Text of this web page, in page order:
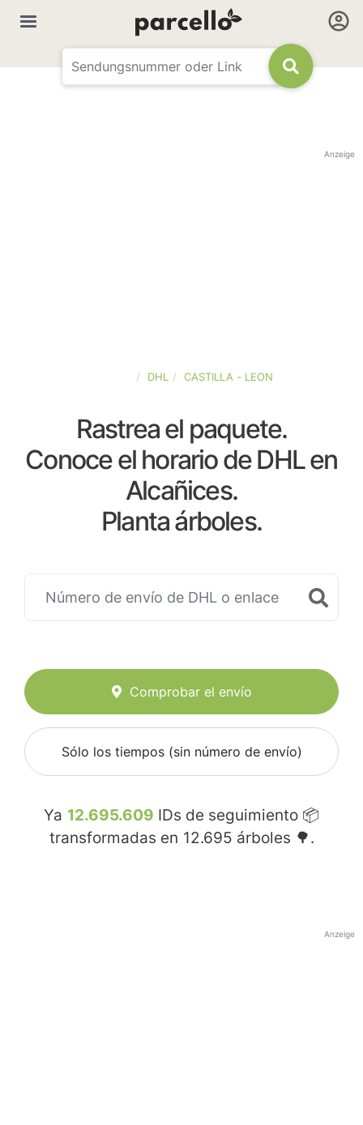
Anzeige
DHL CASTILLA - LEON
Rastrea el paquete.
Conoce el horario de DHL en
Alcañices.
Planta árboles.
Comprobar el envío
Sólo los tiempos (sin número de envío)
Ya 12.695.609 IDs de seguimiento 📦
transformadas en 12.695 árboles 🌳.
Anzeige